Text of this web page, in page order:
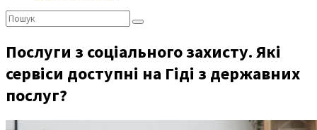
Пошук:
Послуги з соціального захисту. Які
сервіси доступні на Гіді з державних
послуг?